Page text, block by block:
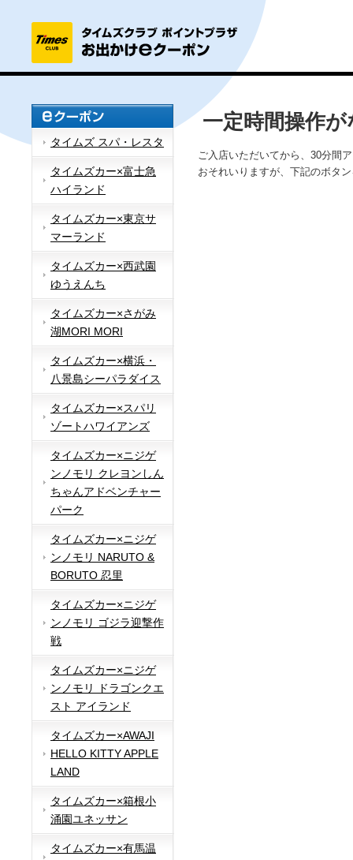
タイムズ スパ・レスタ
タイムズカー×富士急
ハイランド
タイムズカー×東京サ
マーランド
タイムズカー×西武園
ゆうえんち
タイムズカー×さがみ
湖MORI MORI
タイムズカー×横浜・
八景島シーパラダイス
タイムズカー×スパリ
ゾートハワイアンズ
タイムズカー×ニジゲ
ンノモリ クレヨンしん
ちゃんアドベンチャー
パーク
タイムズカー×ニジゲ
ンノモリ NARUTO &
BORUTO 忍里
タイムズカー×ニジゲ
ンノモリ ゴジラ迎撃作
戦
タイムズカー×ニジゲ
ンノモリ ドラゴンクエ
スト アイランド
タイムズカー×AWAJI
HELLO KITTY APPLE
LAND
タイムズカー×箱根小
涌園ユネッサン
タイムズカー×有馬温
一定時間操作
ご入店いただいてから、30分間
おそれいりますが、下記のボタ